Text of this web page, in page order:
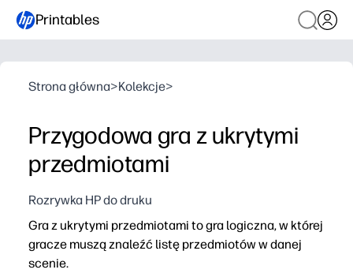
Printables
Strona główna>Kolekcje>
Przygodowa gra z ukrytymi
przedmiotami
Rozrywka HP do druku
Gra z ukrytymi przedmiotami to gra logiczna, w której
gracze muszą znaleźć listę przedmiotów w danej
scenie.